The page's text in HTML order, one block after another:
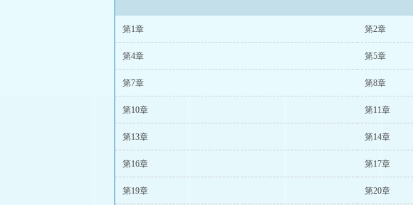
第1章 第2章
第4章 第5章
第7章 第8章
第10章 第11章
第13章 第14章
第16章 第17章
第19章 第20章